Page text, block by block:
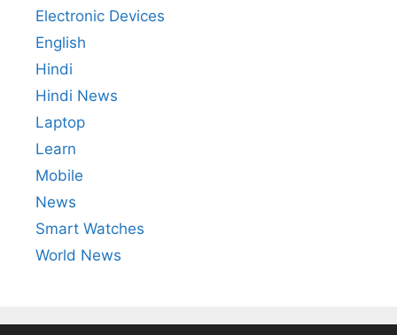
Electronic Devices
English
Hindi
Hindi News
Laptop
Learn
Mobile
News
Smart Watches
World News